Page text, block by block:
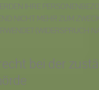
IHRE
NICHT MEHR ZUM
(WIDERSPRUCH
bei der